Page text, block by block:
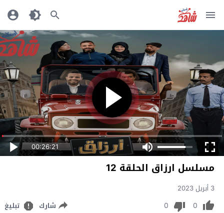
00:26:21
مسلسل ارزاق الحلقة 12
3 أبريل 2023
0
0 شارك تبليغ